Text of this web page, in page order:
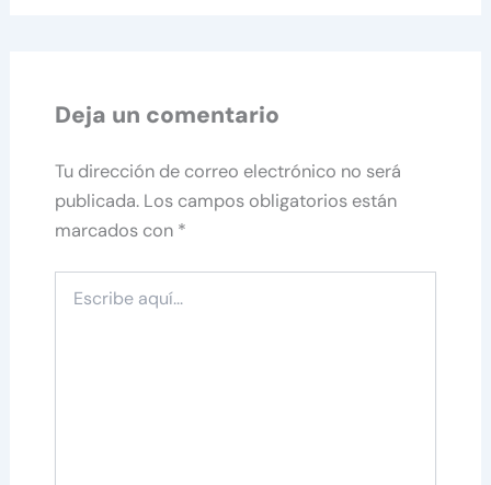
Deja un comentario
Tu dirección de correo electrónico no será
publicada. Los campos obligatorios están
marcados con *
aquí...